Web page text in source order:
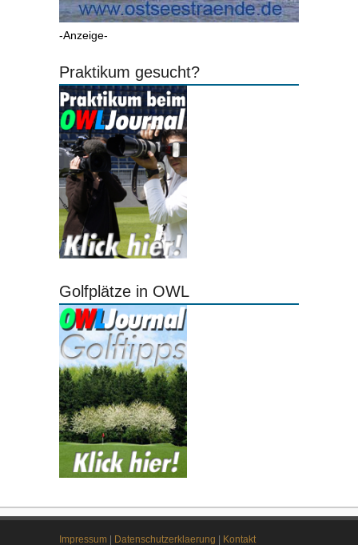
-Anzeige-
Praktikum gesucht?
Golfplätze in OWL
Impressum Datenschutzerklaerung Kontakt